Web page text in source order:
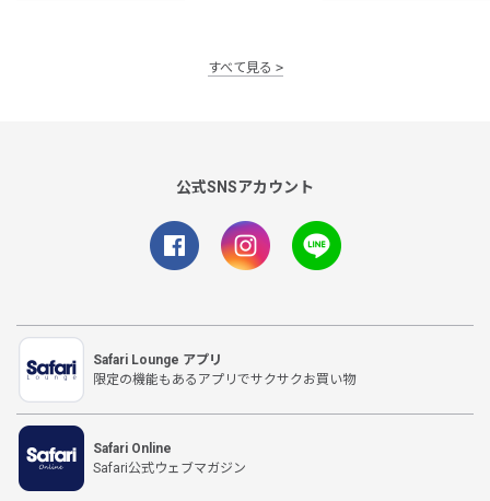
すべて見る
公式SNSアカウント
Safari Lounge アプリ
限定の機能もあるアプリでサクサクお買い物
Safari Online
Safari公式ウェブマガジン